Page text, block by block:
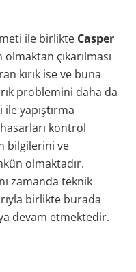
ile birlikte Casper
çıkarılması
kırık ise ve buna
problemini daha da
yapıştırma
kontrol
bilgilerini ve
olmaktadır.
zamanda teknik
birlikte burada
devam etmektedir.